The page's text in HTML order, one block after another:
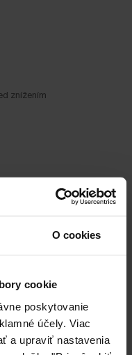
O cookies
cookie
poskytovanie
účely. Viac
a upraviť nastavenia
znížením
Tabuľka veľkostí